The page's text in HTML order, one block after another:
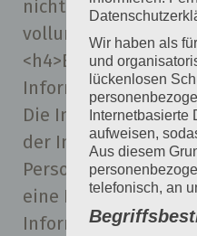
nicht alle
vollumfänglich
<h4>Erfassung von
Informationen</h4>
Die Internetseite
der Internetseite
Person oder ein
eine Reihe von
Informationen.
Wir haben als
und
lückenlosen
aufweisen,
Aus diesem
telefonisch, an